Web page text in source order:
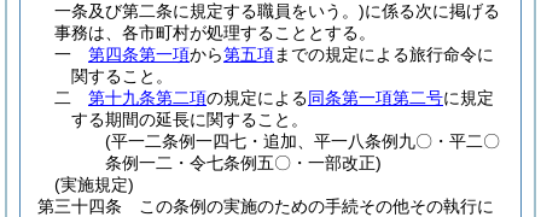
一条及び第二条に規定する職員をいう。)に係る次に掲げる
事務は、各市町村が処理することとする。
一
第四条第一項から第五項までの規定による旅行命令に
関すること。
二
第十九条第二項の規定による同条第一項第二号に規定
する期間の延長に関すること。
(平一二条例一四七・追加、平一八条例九〇・平二〇
条例一二・令七条例五〇・一部改正)
(実施規定)
第三十四条
この条例の実施のための手続その他その執行に